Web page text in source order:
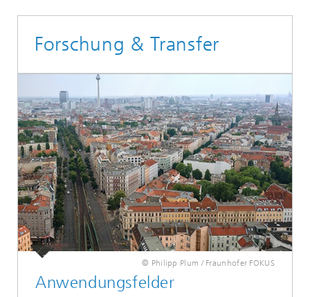
Forschung & Transfer
© Philipp Plum / Fraunhofer FOKUS
Anwendungsfelder